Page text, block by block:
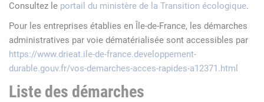
Consultez le portail du ministère de la Transition écologique.
Pour les entreprises établies en Île-de-France, les démarches
administratives par voie dématérialisée sont accessibles par
https://www.drieat.ile-de-france.developpement-
durable.gouv.fr/vos-demarches-acces-rapides-a12371.html
Liste des démarches